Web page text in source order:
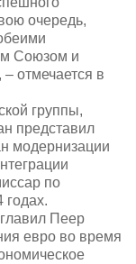
очередь,
Союзом и
– отмечается в
группы,
представил
модернизации
по
Пеер
евро во время